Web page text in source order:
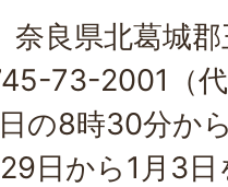
良県北葛城郡
73-2001（
の8時30分か
29日から1月3